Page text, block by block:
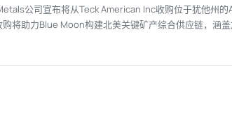
公司宣布将从Teck American Inc收购位于犹他州的
将助力Blue Moon构建北美关键矿产综合供应链，涵